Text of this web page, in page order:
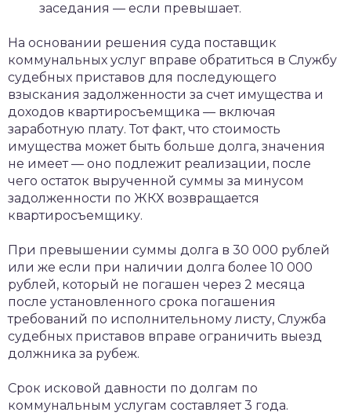
заседания — если превышает.
На основании решения суда поставщик
коммунальных услуг вправе обратиться в Службу
судебных приставов для последующего
взыскания задолженности за счет имущества и
доходов квартиросъемщика — включая
заработную плату. Тот факт, что стоимость
имущества может быть больше долга, значения
не имеет — оно подлежит реализации, после
чего остаток вырученной суммы за минусом
задолженности по ЖКХ возвращается
квартиросъемщику.
При превышении суммы долга в 30 000 рублей
или же если при наличии долга более 10 000
рублей, который не погашен через 2 месяца
после установленного срока погашения
требований по исполнительному листу, Служба
судебных приставов вправе ограничить выезд
должника за рубеж.
Срок исковой давности по долгам по
коммунальным услугам составляет 3 года.